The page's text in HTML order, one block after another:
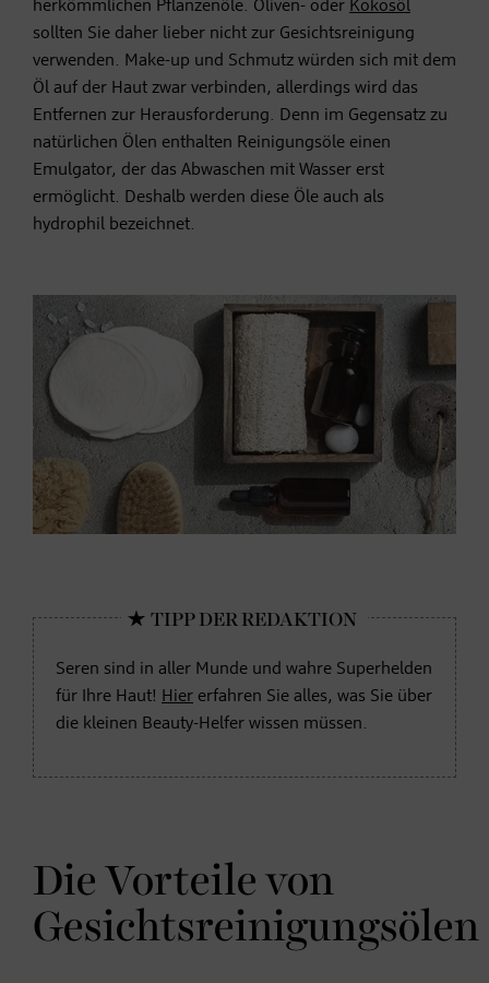
herkömmlichen Pflanzenöle. Oliven- oder Kokosöl
sollten Sie daher lieber nicht zur Gesichtsreinigung
verwenden. Make-up und Schmutz würden sich mit dem
Öl auf der Haut zwar verbinden, allerdings wird das
Entfernen zur Herausforderung. Denn im Gegensatz zu
natürlichen Ölen enthalten Reinigungsöle einen
Emulgator, der das Abwaschen mit Wasser erst
ermöglicht. Deshalb werden diese Öle auch als
hydrophil bezeichnet.
Seren sind in aller Munde und wahre Superhelden
für Ihre Haut! Hier erfahren Sie alles, was Sie über
die kleinen Beauty-Helfer wissen müssen.
Die Vorteile von
Gesichtsreinigungsölen